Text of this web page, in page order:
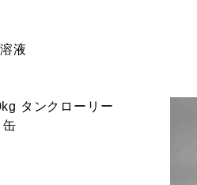
液
タンクローリー